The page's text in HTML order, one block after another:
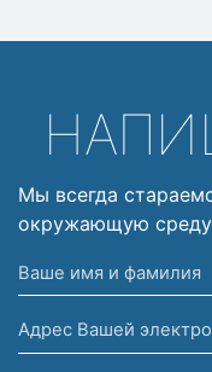
Мы всегда
окружающую
Ваше
имя
и
фамилия
Адрес
Вашей